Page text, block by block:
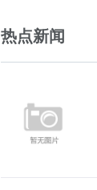
热点新闻